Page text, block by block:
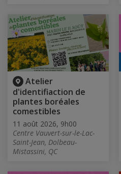
Atelier
d'identifiaction de
plantes boréales
comestibles
11 août 2026, 9h00
Centre Vauvert-sur-le-Lac-
Saint-Jean, Dolbeau-
Mistassini, QC